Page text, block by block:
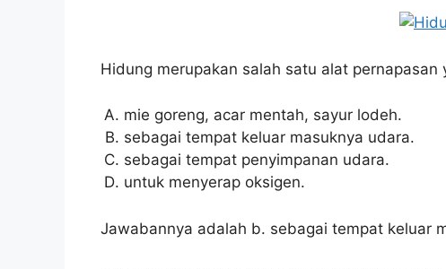
Hidung merupakan salah satu alat pernapasan
mie goreng, acar mentah, sayur lodeh.
sebagai tempat keluar masuknya udara.
sebagai tempat penyimpanan udara.
untuk menyerap oksigen.
Jawabannya adalah b. sebagai tempat keluar